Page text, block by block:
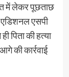
में लेकर पूछताछ
एसपी
पिता की हत्या
की कार्रवाई